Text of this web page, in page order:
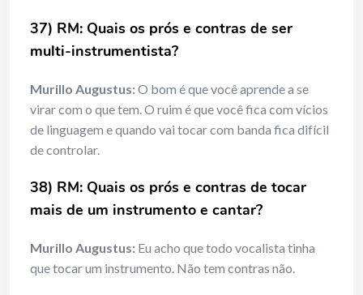
37) RM: Quais os prós e contras de ser
multi-instrumentista?
Murillo Augustus:O bom é que você aprende a se
virar com o que tem. O ruim é que você fica com vícios
de linguagem e quando vai tocar com banda fica difícil
de controlar.
38) RM: Quais os prós e contras de tocar
mais de um instrumento e cantar?
Murillo Augustus: Eu acho que todo vocalista tinha
que tocar um instrumento. Não tem contras não.